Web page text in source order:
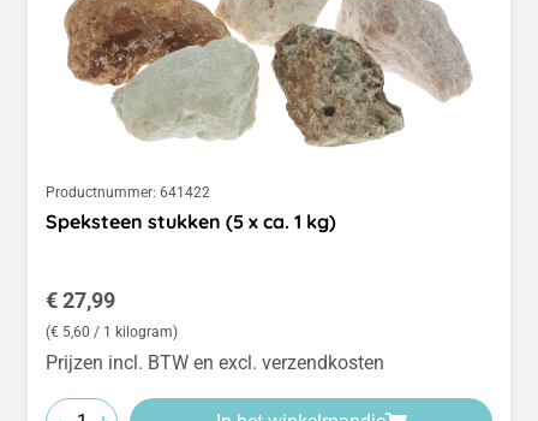
Productnummer: 641422
Speksteen stukken (5 x ca. 1 kg)
Normale prijs:
€ 27,99
(€ 5,60 / 1 kilogram)
Prijzen incl. BTW en excl. verzendkosten